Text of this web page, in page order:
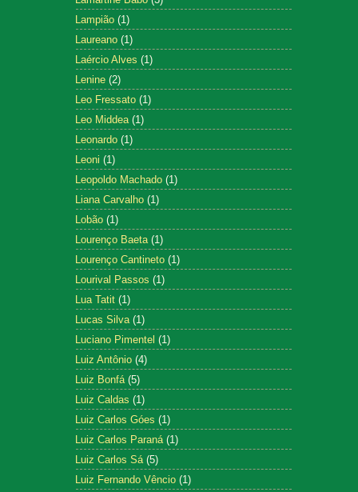
Lampião (1)
Laureano (1)
Laércio Alves (1)
Lenine (2)
Leo Fressato (1)
Leo Middea (1)
Leonardo (1)
Leoni (1)
Leopoldo Machado (1)
Liana Carvalho (1)
Lobão (1)
Lourenço Baeta (1)
Lourenço Cantineto (1)
Lourival Passos (1)
Lua Tatit (1)
Lucas Silva (1)
Luciano Pimentel (1)
Luiz Antônio (4)
Luiz Bonfá (5)
Luiz Caldas (1)
Luiz Carlos Góes (1)
Luiz Carlos Paraná (1)
Luiz Carlos Sá (5)
Luiz Fernando Vêncio (1)